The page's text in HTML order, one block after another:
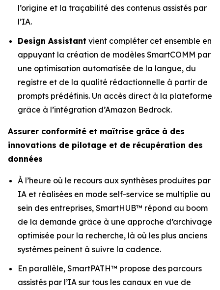
l’origine et la traçabilité des contenus assistés par
l’IA.
Design Assistant vient compléter cet ensemble en
appuyant la création de modèles SmartCOMM par
une optimisation automatisée de la langue, du
registre et de la qualité rédactionnelle à partir de
prompts prédéfinis. Un accès direct à la plateforme
grâce à l’intégration d’Amazon Bedrock.
Assurer conformité et maîtrise grâce à des
innovations de pilotage et de récupération des
données
À l’heure où le recours aux synthèses produites par
IA et réalisées en mode self-service se multiplie au
sein des entreprises, SmartHUB™ répond au boom
de la demande grâce à une approche d’archivage
optimisée pour la recherche, là où les plus anciens
systèmes peinent à suivre la cadence.
En parallèle, SmartPATH™ propose des parcours
assistés par l’IA sur tous les canaux en vue de